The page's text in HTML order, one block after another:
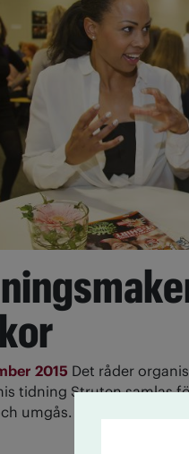
2015 Det råder
tidning Struten samlas
umgås.